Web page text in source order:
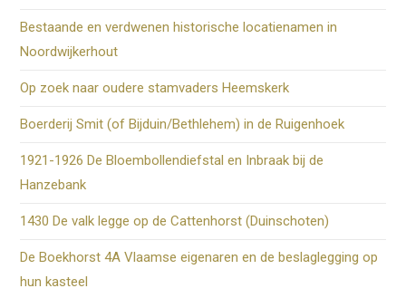
Bestaande en verdwenen historische locatienamen in
Noordwijkerhout
Op zoek naar oudere stamvaders Heemskerk
Boerderij Smit (of Bijduin/Bethlehem) in de Ruigenhoek
1921-1926 De Bloembollendiefstal en Inbraak bij de
Hanzebank
1430 De valk legge op de Cattenhorst (Duinschoten)
De Boekhorst 4A Vlaamse eigenaren en de beslaglegging op
hun kasteel